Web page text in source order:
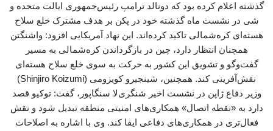
گذشته اعلام کرده بود که دونالد ترامپ رئیس‌جمهوری ایالت متحده و
شی در نشست ماه گذشته خود در پکن بر هدف مشترک خلع سلاح
هسته‌ای کره‌شمالی تاکید کرده‌اند. این نهاد آمریکایی افزود: واشنگتن
همچنان انتظار دارد، چین در بازگرداندن کره‌شمالی به مسیر
گفت‌وگو و تشویق این کشور به حرکت به سوی خلع سلاح هسته‌ای
نقش‌آفرینی کند. همچنین، شینجیرو کویزومی (Shinjiro Koizumi)
وزیر دفاع ژاپن در نشست اخیر شنگری‌لا سنگاپور، گفت: توکیو قصد
دارد به «نقطه اتصال» همکاری‌های امنیتی منطقه تبدیل شود و نقش
فعال‌تری در همکاری‌های دفاعی ایفا کند. وی با اشاره به اصلاحات